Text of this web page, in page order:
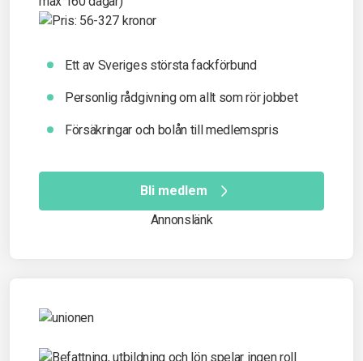
Ett av Sveriges största fackförbund
Personlig rådgivning om allt som rör jobbet
Försäkringar och bolån till medlemspris
Bli medlem
Annonslänk